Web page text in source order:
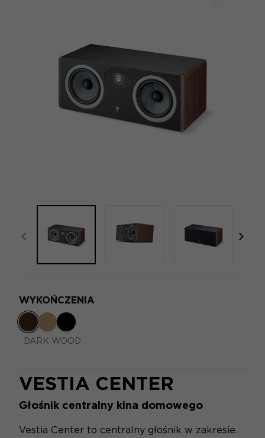
focal-naim-frontent::misc.prev_label
VESTIA CENTER
Głośnik centralny kina domowego
Vestia Center to centralny głośnik w zakresie.
WYKOŃCZENIA
DARK WOOD